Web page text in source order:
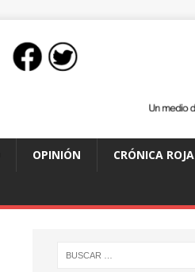
OPINIÓN CRÓNICA ROJA